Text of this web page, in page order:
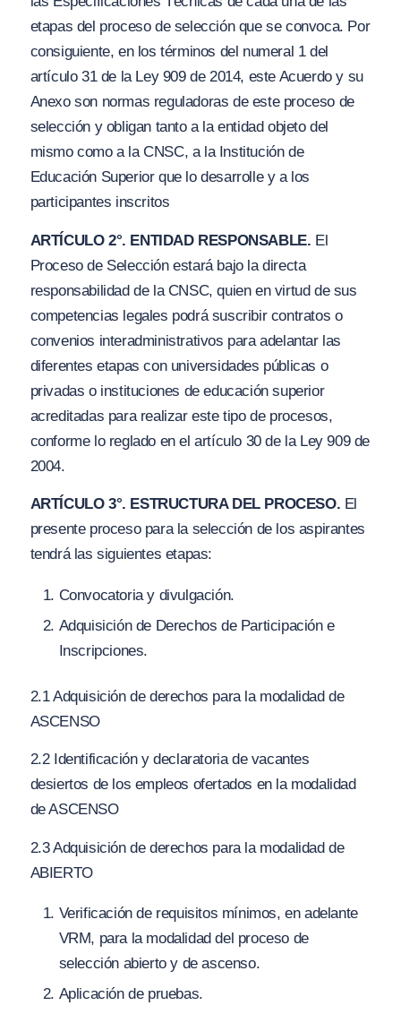
etapas del proceso de selección que se convoca. Por
consiguiente, en los términos del numeral 1 del
artículo 31 de la Ley 909 de 2014, este Acuerdo y su
Anexo son normas reguladoras de este proceso de
selección y obligan tanto a la entidad objeto del
mismo como a la CNSC, a la Institución de
Educación Superior que lo desarrolle y a los
participantes inscritos
ARTÍCULO 2°. ENTIDAD RESPONSABLE. El
Proceso de Selección estará bajo la directa
responsabilidad de la CNSC, quien en virtud de sus
competencias legales podrá suscribir contratos o
convenios interadministrativos para adelantar las
diferentes etapas con universidades públicas o
privadas o instituciones de educación superior
acreditadas para realizar este tipo de procesos,
conforme lo reglado en el artículo 30 de la Ley 909 de
2004.
ARTÍCULO 3°. ESTRUCTURA DEL PROCESO. El
presente proceso para la selección de los aspirantes
tendrá las siguientes etapas:
Convocatoria y divulgación.
Adquisición de Derechos de Participación e
Inscripciones.
2.1 Adquisición de derechos para la modalidad de
ASCENSO
2.2 Identificación y declaratoria de vacantes
desiertos de los empleos ofertados en la modalidad
de ASCENSO
2.3 Adquisición de derechos para la modalidad de
ABIERTO
Verificación de requisitos mínimos, en adelante
VRM, para la modalidad del proceso de
selección abierto y de ascenso.
Aplicación de pruebas.